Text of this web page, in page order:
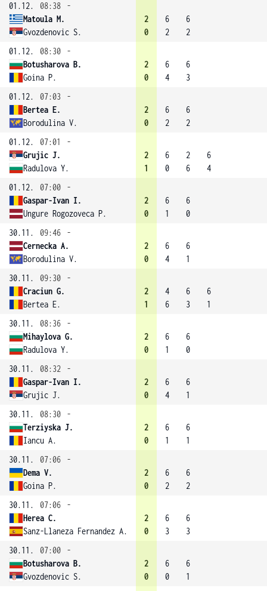
01.12.
08:38
-
Matoula M.
Gvozdenovic S.
2
0
6
2
6
2
01.12.
08:30
-
Botusharova B.
Goina P.
2
0
6
4
6
3
01.12.
07:03
-
Bertea E.
Borodulina V.
2
0
6
2
6
2
01.12.
07:01
-
Grujic J.
Radulova Y.
2
1
6
0
2
6
6
4
01.12.
07:00
-
Gaspar-Ivan I.
Ungure Rogozoveca P.
2
0
6
1
6
0
30.11.
09:46
-
Cernecka A.
Borodulina V.
2
0
6
4
6
1
30.11.
09:30
-
Craciun G.
Bertea E.
2
1
4
6
6
3
6
1
30.11.
08:36
-
Mihaylova G.
Radulova Y.
2
0
6
1
6
0
30.11.
08:32
-
Gaspar-Ivan I.
Grujic J.
2
0
6
4
6
1
30.11.
08:30
-
Terziyska J.
Iancu A.
2
0
6
1
6
1
30.11.
07:06
-
Dema V.
Goina P.
2
0
6
2
6
2
30.11.
07:06
-
Herea C.
Sanz-Llaneza Fernandez A.
2
0
6
3
6
3
30.11.
07:00
-
Botusharova B.
Gvozdenovic S.
2
0
6
0
6
1